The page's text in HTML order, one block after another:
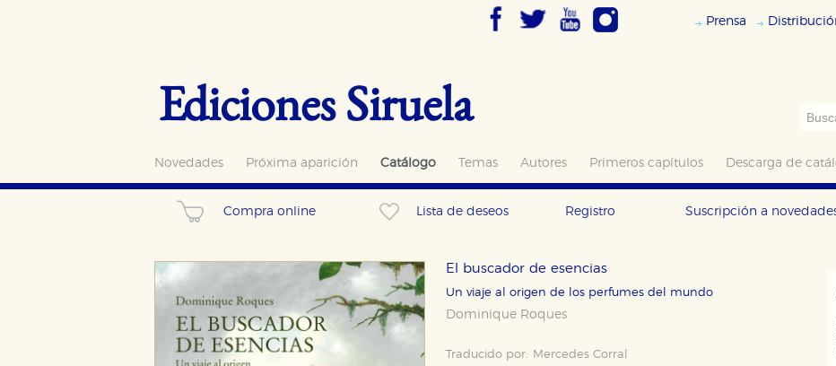
Prensa
Ediciones Siruela
Novedades Próxima aparición Catálogo Temas Autores Primeros capítulos Descarga de
Compra online Lista de deseos Registro Suscripción a
El buscador de esencias
Un viaje al origen de los perfumes del mundo
Dominique Roques
Traducido por:
Mercedes Corral